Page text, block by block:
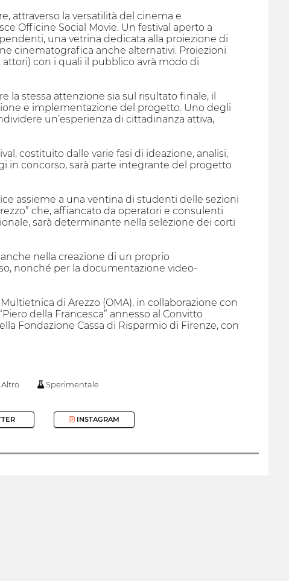
attraverso la versatilità del cinema e
Officine Social Movie. Un festival aperto a
una vetrina dedicata alla proiezione di
cinematografica anche alternativi. Proiezioni
con i quali il pubblico avrà modo di
la stessa attenzione sia sul risultato finale, il
e implementazione del progetto. Uno degli
un’esperienza di cittadinanza attiva,
costituito dalle varie fasi di ideazione, analisi,
in concorso, sarà parte integrante del progetto
assieme a una ventina di studenti delle sezioni
che, affiancato da operatori e consulenti
sarà determinante nella selezione dei corti
nella creazione di un proprio
nonché per la documentazione video-
di Arezzo (OMA), in collaborazione con
della Francesca” annesso al Convitto
Fondazione Cassa di Risparmio di Firenze, con
Altro Sperimentale
INSTAGRAM